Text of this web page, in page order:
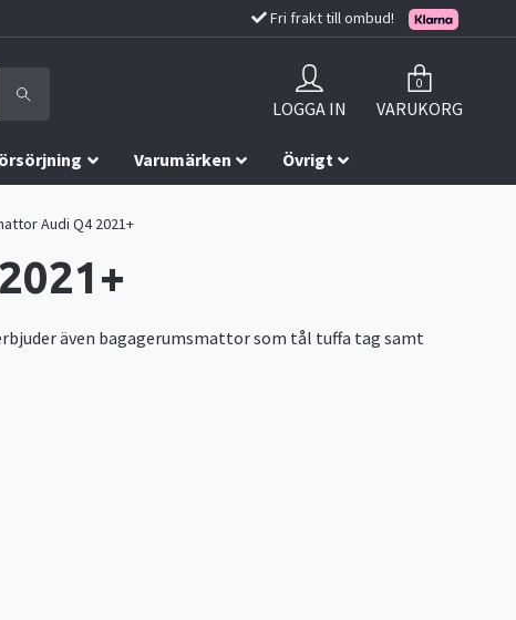
Fri frakt till ombud!
LOGGA IN
0
VARUKORG
Varumärken Övrigt
Audi Q4 2021+
även bagagerumsmattor som tål tuffa tag samt